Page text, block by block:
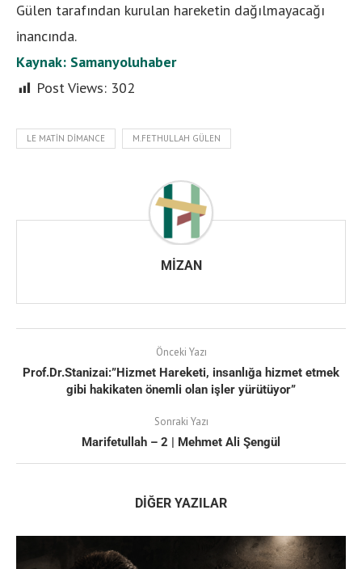
Gülen tarafından kurulan hareketin dağılmayacağı
inancında.
Kaynak: Samanyoluhaber
Post Views: 302
LE MATIN DIMANCE M.FETHULLAH GÜLEN
MIZAN
Önceki Yazı
Prof.Dr.Stanizai:”Hizmet Hareketi, insanlığa hizmet etmek
gibi hakikaten önemli olan işler yürütüyor”
Sonraki Yazı
Marifetullah – 2 | Mehmet Ali Şengül
DIĞER YAZILAR